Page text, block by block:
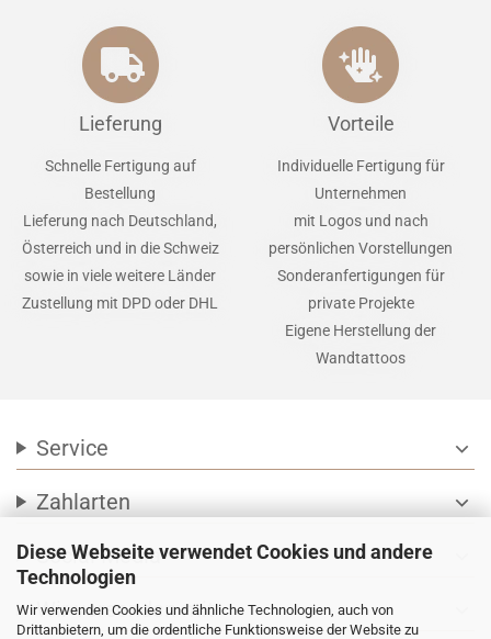
Diese Webseite verwendet Cookies und andere
Technologien
Wir verwenden Cookies und ähnliche Technologien, auch von
Drittanbietern, um die ordentliche Funktionsweise der Website zu
Lieferung
Schnelle Fertigung auf
Bestellung
Lieferung nach Deutschland,
Österreich und in die Schweiz
sowie in viele weitere Länder
Zustellung mit DPD oder DHL
Vorteile
Individuelle Fertigung für
Unternehmen
mit Logos und nach
persönlichen Vorstellungen
Sonderanfertigungen für
private Projekte
Eigene Herstellung der
Wandtattoos
Service expand_more
Zahlarten expand_more
Social Media
Wir versenden mit